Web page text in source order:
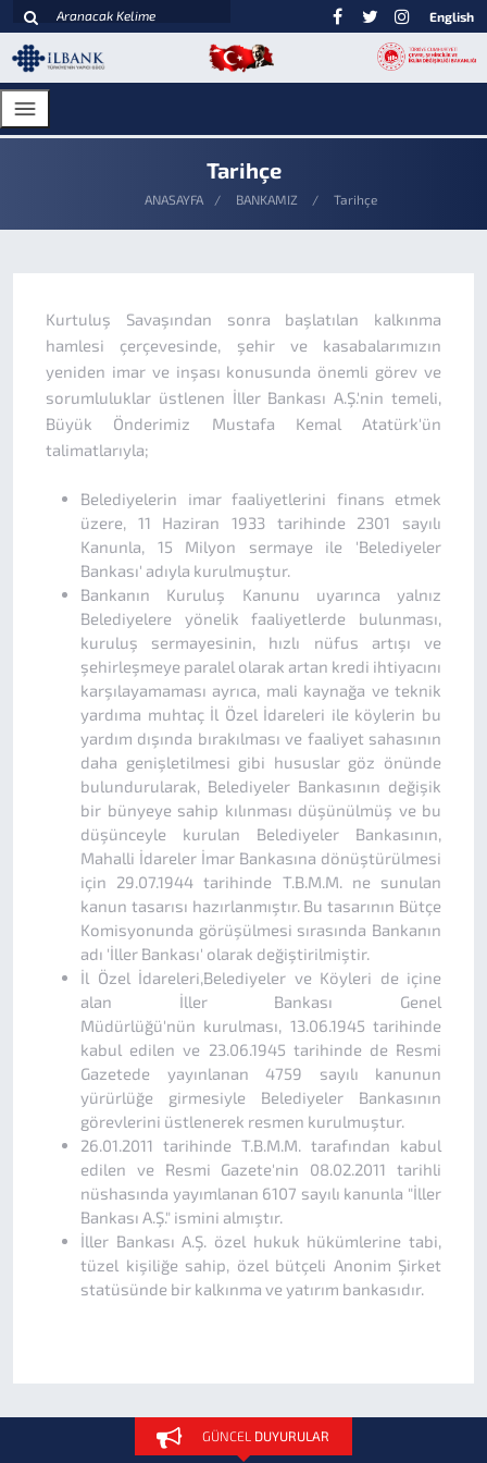
English
Tarihçe
ANASAYFA BANKAMIZ Tarihçe
Kurtuluş Savaşından sonra başlatılan kalkınma
hamlesi çerçevesinde, şehir ve kasabalarımızın
yeniden imar ve inşası konusunda önemli görev ve
sorumluluklar üstlenen İller Bankası A.Ş.'nin temeli,
Büyük Önderimiz Mustafa Kemal Atatürk'ün
talimatlarıyla;
Belediyelerin imar faaliyetlerini finans etmek
üzere, 11 Haziran 1933 tarihinde 2301 sayılı
Kanunla, 15 Milyon sermaye ile 'Belediyeler
Bankası' adıyla kurulmuştur.
Bankanın Kuruluş Kanunu uyarınca yalnız
Belediyelere yönelik faaliyetlerde bulunması,
kuruluş sermayesinin, hızlı nüfus artışı ve
şehirleşmeye paralel olarak artan kredi ihtiyacını
karşılayamaması ayrıca, mali kaynağa ve teknik
yardıma muhtaç İl Özel İdareleri ile köylerin bu
yardım dışında bırakılması ve faaliyet sahasının
daha genişletilmesi gibi hususlar göz önünde
bulundurularak, Belediyeler Bankasının değişik
bir bünyeye sahip kılınması düşünülmüş ve bu
düşünceyle kurulan Belediyeler Bankasının,
Mahalli İdareler İmar Bankasına dönüştürülmesi
için 29.07.1944 tarihinde T.B.M.M. ne sunulan
kanun tasarısı hazırlanmıştır. Bu tasarının Bütçe
Komisyonunda görüşülmesi sırasında Bankanın
adı 'İller Bankası' olarak değiştirilmiştir.
İl Özel İdareleri,Belediyeler ve Köyleri de içine
alan İller Bankası Genel
Müdürlüğü'nün kurulması, 13.06.1945 tarihinde
kabul edilen ve 23.06.1945 tarihinde de Resmi
Gazetede yayınlanan 4759 sayılı kanunun
yürürlüğe girmesiyle Belediyeler Bankasının
görevlerini üstlenerek resmen kurulmuştur.
26.01.2011 tarihinde T.B.M.M. tarafından kabul
edilen ve Resmi Gazete'nin 08.02.2011 tarihli
nüshasında yayımlanan 6107 sayılı kanunla "İller
Bankası A.Ş." ismini almıştır.
İller Bankası A.Ş. özel hukuk hükümlerine tabi,
tüzel kişiliğe sahip, özel bütçeli Anonim Şirket
statüsünde bir kalkınma ve yatırım bankasıdır.
GÜNCEL DUYURULAR
Sigorta Acenteliği